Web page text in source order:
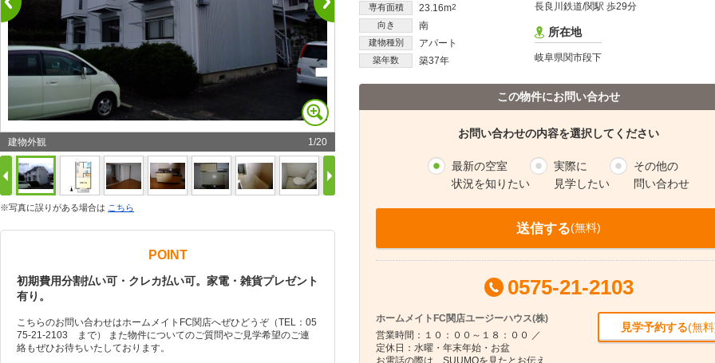
建物外観 1/20
※写真に誤りがある場合は こちら
POINT
初期費用分割払い可・クレカ払い可。家電・雑貨プレゼント
有り。
こちらのお問い合わせはホームメイトFC関店へぜひどうぞ（TEL：05
75-21-2103 まで） また物件についてのご質問やご見学希望のご連
絡もぜひお待ちいたしております。
専有面積 23.16m2
向き 南
建物種別 アパート
築年数 築37年
長良川鉄道/関駅 歩29分
所在地
岐阜県関市段下
この物件にお問い合わせ
お問い合わせの内容を選択してください
最新の空室
状況を知りたい
実際に
見学したい
その他の
問い合わせ
送信する(無料)
0575-21-2103
ホームメイトFC関店ユージーハウス(株)
営業時間：１０：００～１８：００ ／
定休日：水曜・年末年始・お盆
お電話の際は、SUUMOを見たとお伝え
見学予約する(無